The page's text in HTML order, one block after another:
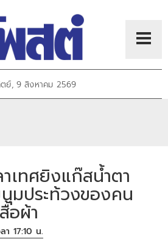
ย์, 9 สิงหาคม 2569
เทศยิงแก๊สน้ำตา
มประท้วงของคน
อผ้า
17:10 น.